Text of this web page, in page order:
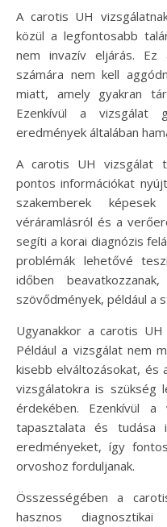
A carotis UH
közül a legfontosabb
nem invazív eljárás.
számára nem kell
miatt, amely gyakran
Ezenkívül a vizsgálat
eredmények általában
A carotis UH vizsgálat
pontos információkat
szakemberek
véráramlásról és a
segíti a korai diagnózis
problémák lehetővé
időben
szövődmények, például a
Ugyanakkor a carotis
Például a vizsgálat nem
kisebb elváltozásokat, és
vizsgálatokra is szükség
érdekében. Ezenkívül
tapasztalata és tudása
eredményeket, így
orvoshoz forduljanak.
Összességében a
hasznos